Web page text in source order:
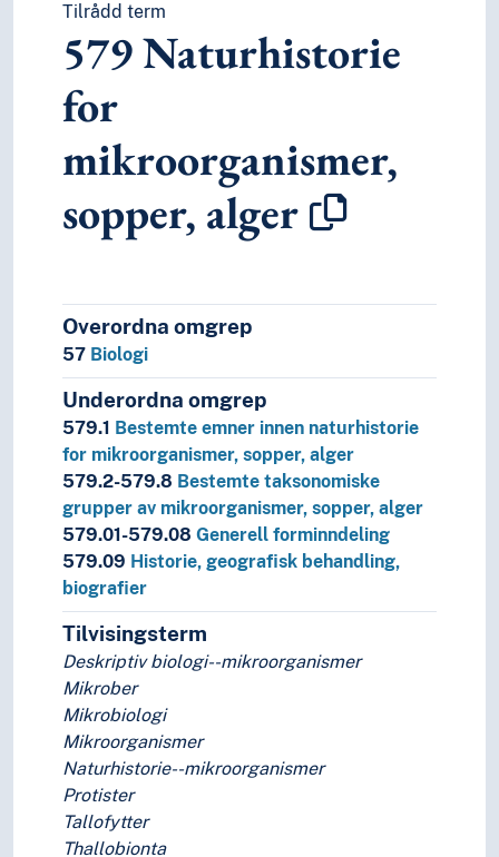
Tilrådd term
579Naturhistorie
for
mikroorganismer,
sopper, alger
Overordna omgrep
57 Biologi
Underordna omgrep
579.1 Bestemte emner innen naturhistorie
for mikroorganismer, sopper, alger
579.2-579.8 Bestemte taksonomiske
grupper av mikroorganismer, sopper, alger
579.01-579.08 Generell forminndeling
579.09 Historie, geografisk behandling,
biografier
Tilvisingsterm
Deskriptiv biologi--mikroorganismer
Mikrober
Mikrobiologi
Mikroorganismer
Naturhistorie--mikroorganismer
Protister
Tallofytter
Thallobionta